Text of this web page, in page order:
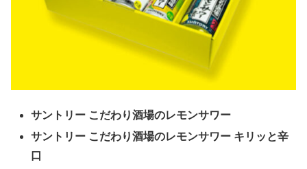
サントリー こだわり酒場のレモンサワー
サントリー こだわり酒場のレモンサワー キリッと辛
口